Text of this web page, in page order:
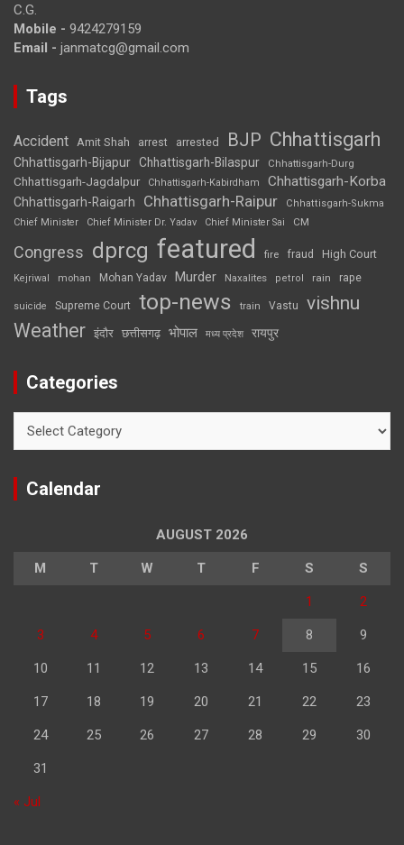
C.G.
Mobile - 9424279159
Email - janmatcg@gmail.com
Tags
Accident Amit Shah arrest arrested BJP Chhattisgarh
Chhattisgarh-Bijapur Chhattisgarh-Bilaspur Chhattisgarh-Durg
Chhattisgarh-Jagdalpur Chhattisgarh-Kabirdham Chhattisgarh-Korba
Chhattisgarh-Raigarh Chhattisgarh-Raipur
Chhattisgarh-Sukma
Chief Minister
Chief Minister Dr. Yadav Chief Minister Sai CM
Congress dprcg featured fire fraud High Court
Kejriwal mohan Mohan Yadav Murder Naxalites petrol rain rape
suicide Supreme Court top-news train Vastu vishnu
Weather इंदौर छत्तीसगढ़ भोपाल मध्य प्रदेश रायपुर
Categories
Calendar
AUGUST 2026
M T W T F S S
1 2
3 4 5 6 7 8 9
10 11 12 13 14 15 16
17 18 19 20 21 22 23
24 25 26 27 28 29 30
31
« Jul